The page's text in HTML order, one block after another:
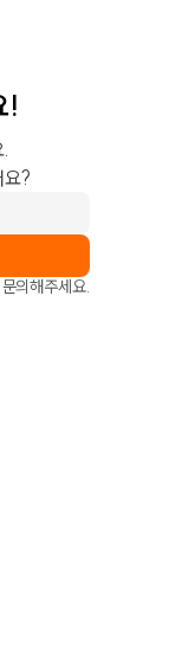
!
?
의해주세요.